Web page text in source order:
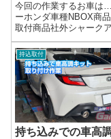
今回の作業するお車は
ーホンダ車種NBOX商
取付商品社外シャーク
完了画像簡単な作業で
ください('ω')ノ なんで
のりますよ～！🚗 外装
ップ・持ち込みパーツ
案内当店では、お客様
で...
持込取付
持ち込みでの車高